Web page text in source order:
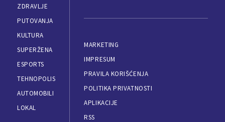
ZDRAVLJE
PUTOVANJA
KULTURA
SUPERŽENA
ESPORTS
TEHNOPOLIS
AUTOMOBILI
LOKAL
MARKETING
IMPRESUM
PRAVILA KORIŠĆENJA
POLITIKA PRIVATNOSTI
APLIKACIJE
RSS